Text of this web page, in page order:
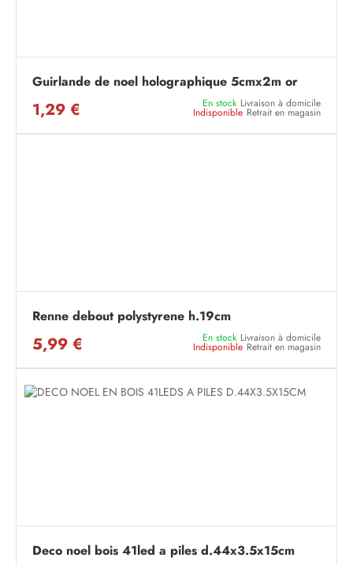
Guirlande de noel holographique 5cmx2m or
1,29 € En stock Livraison à domicile
Indisponible Retrait en magasin
Renne debout polystyrene h.19cm
5,99 € En stock Livraison à domicile
Indisponible Retrait en magasin
Deco noel bois 41led a piles d.44x3.5x15cm